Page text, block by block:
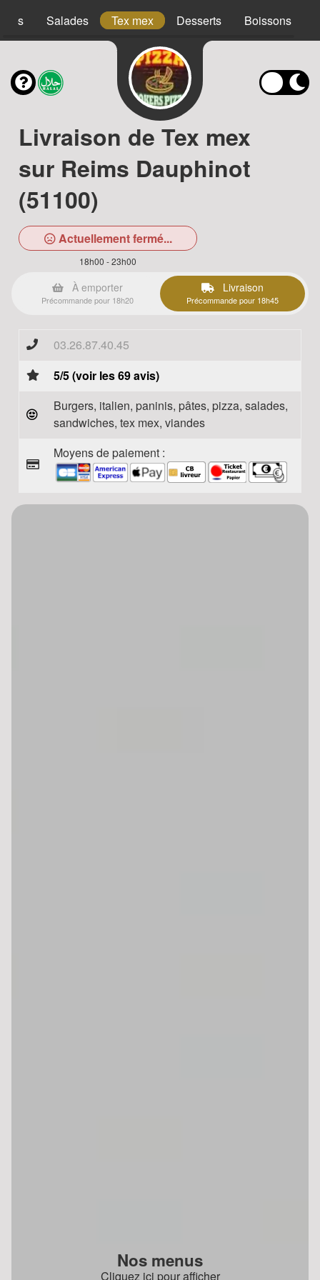
Salades Tex mex Desserts Boissons
Livraison de Tex mex
sur Reims Dauphinot
(51100)
Actuellement fermé...
18h00 - 23h00
À emporter
Précommande pour 18h20
Livraison
Précommande pour 18h45
03.26.87.40.45
5/5 (voir les 69 avis)
Burgers, italien, paninis, pâtes, pizza, salades,
sandwiches, tex mex, viandes
Moyens de paiement :
Nos menus
Cliquez ici pour afficher